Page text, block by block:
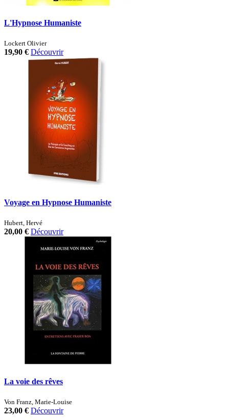
L'Hypnose Humaniste
Lockert Olivier
19,90 € Découvrir
Voyage en Hypnose Humaniste
Hubert, Hervé
20,00 € Découvrir
La voie des rêves
Von Franz, Marie-Louise
23,00 € Découvrir